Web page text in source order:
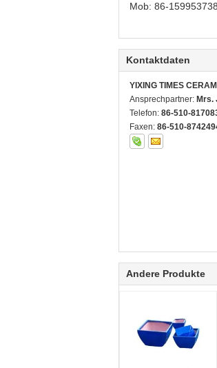
Mob: 86-
Kontaktdaten
YIXING TIMES
Ansprechpartner: Mrs.
Telefon: 86-510-
Faxen: 86-510-
Andere Produkte